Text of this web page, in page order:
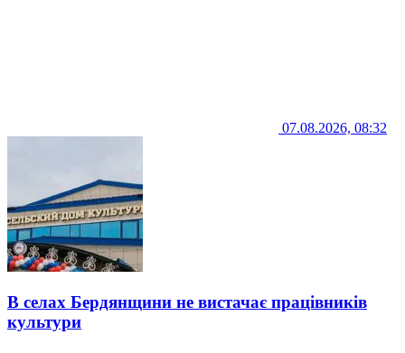
07.08.2026, 08:32
В селах Бердянщини не вистачає працівників
культури